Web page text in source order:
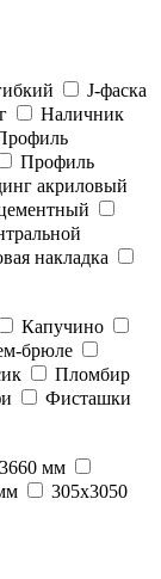
J-фаска
Наличник
Профиль
акриловый
накладка
Капучино
брюле
Пломбир
Фисташки
мм
305х3050